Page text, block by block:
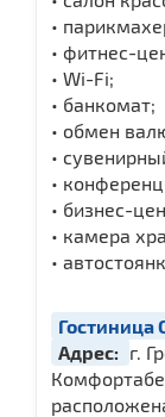
•
• фитнес-
• Wi-Fi;
• банкомат;
• обмен
•
•
• бизнес-
• камера
•
Гостиница
Адрес: г.